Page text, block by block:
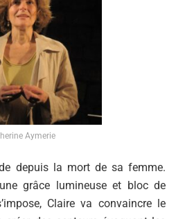
Aymerie
depuis la mort de sa femme.
grâce lumineuse et bloc de
Claire va convaincre le